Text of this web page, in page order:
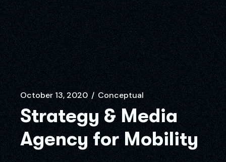
October 13, 2020 Conceptual
Strategy & Media
Agency for Mobility